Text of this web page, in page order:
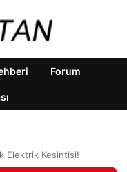
Forum
Elektrik Kesintisi!